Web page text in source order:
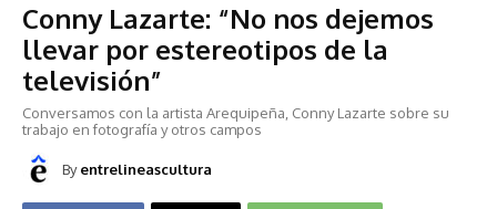
Conny Lazarte: “No nos dejemos
llevar por estereotipos de la
televisión”
Conversamos con la artista Arequipeña, Conny Lazarte sobre su
trabajo en fotografía y otros campos
By entrelineascultura